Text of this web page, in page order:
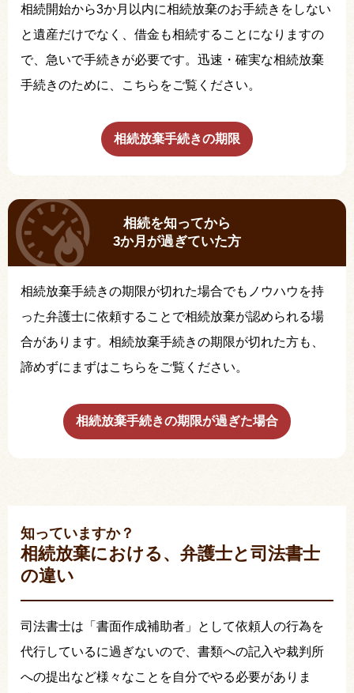
相続開始から3か月以内に相続放棄のお手続きをしない
と遺産だけでなく、借金も相続することになりますの
で、急いで手続きが必要です。迅速・確実な相続放棄
手続きのために、こちらをご覧ください。
相続放棄手続きの期限
相続を知ってから
3か月が過ぎていた方
相続放棄手続きの期限が切れた場合でもノウハウを持
った弁護士に依頼することで相続放棄が認められる場
合があります。相続放棄手続きの期限が切れた方も、
諦めずにまずはこちらをご覧ください。
相続放棄手続きの期限が過ぎた場合
知っていますか？
相続放棄における、弁護士と司法書士
の違い
司法書士は「書面作成補助者」として依頼人の行為を
代行しているに過ぎないので、書類への記入や裁判所
への提出など様々なことを自分でやる必要がありま